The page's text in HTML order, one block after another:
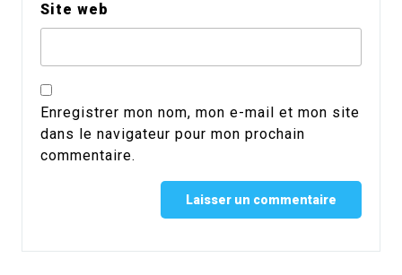
Site web
Enregistrer mon nom, mon e-mail et mon site
dans le navigateur pour mon prochain
commentaire.